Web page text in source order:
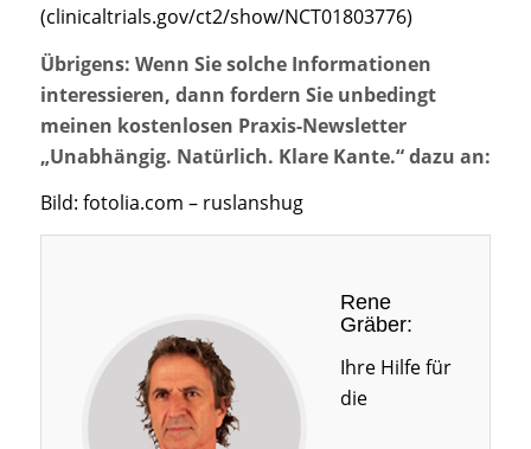
(clinicaltrials.gov/ct2/show/NCT01803776)
Übrigens: Wenn Sie solche Informationen
interessieren, dann fordern Sie unbedingt
meinen kostenlosen Praxis-Newsletter
„Unabhängig. Natürlich. Klare Kante.“ dazu an:
Bild: fotolia.com – ruslanshug
Rene
Gräber:
Ihre Hilfe für
die